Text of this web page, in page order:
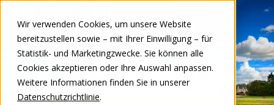
Wir verwenden Cookies, um unsere Website
bereitzustellen sowie – mit Ihrer Einwilligung – für
Statistik- und Marketingzwecke. Sie können alle
Cookies akzeptieren oder Ihre Auswahl anpassen.
Weitere Informationen finden Sie in unserer
Datenschutzrichtlinie.
DEFR
Open menu